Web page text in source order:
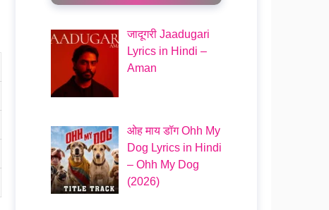
जादूगरी Jaadugari
Lyrics in Hindi –
Aman
ओह माय डॉग Ohh My
Dog Lyrics in Hindi
– Ohh My Dog
(2026)